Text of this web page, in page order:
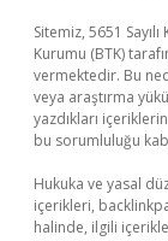
Sitemiz, 5651
Kurumu (BTK)
vermektedir. Bu
veya araştırma
yazdıkları
bu sorumluluğu
Hukuka ve yasal
içerikleri,
halinde, ilgili